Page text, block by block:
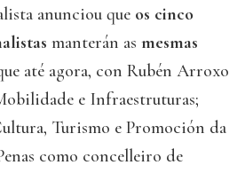
anunciou que os cinco
manterán as mesmas
até agora, con Rubén Arroxo
e Infraestruturas;
Turismo e Promoción da
como concelleiro de